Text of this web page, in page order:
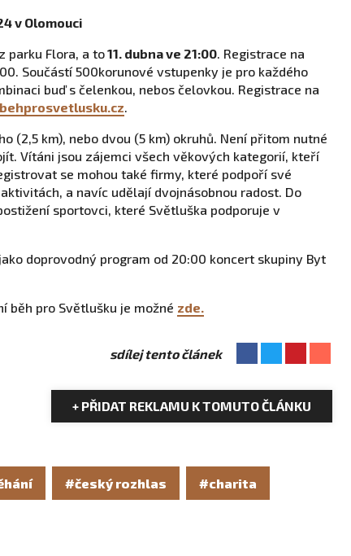
v Olomouci
parku Flora, a to11. dubna ve 21:00. Registrace na
Součástí 500korunové vstupenky je pro každého
buď s čelenkou, nebos čelovkou. Registrace na
.
(2,5 km), nebo dvou (5 km) okruhů. Není přitom nutné
Vítáni jsou zájemci všech věkových kategorií, kteří
se mohou také firmy, které podpoří své
a navíc udělají dvojnásobnou radost. Do
sportovci, které Světluška podporuje v
doprovodný program od 20:00 koncert skupiny Byt
běh pro Světlušku je možné zde.
sdílej tento článek
+ PŘIDAT REKLAMU K TOMUTO ČLÁNKU
#český rozhlas #charita